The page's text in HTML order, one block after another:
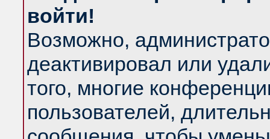
войти!
Возможно,
деактивировал или
того, многие
пользователей,